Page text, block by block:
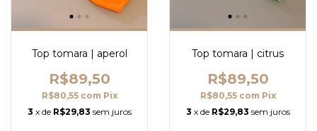
Top tomara | aperol
R$89,50
R$80,55 com Pix
3 x de R$29,83 sem juros
Top tomara | citrus
R$89,50
R$80,55 com Pix
3 x de R$29,83 sem juros